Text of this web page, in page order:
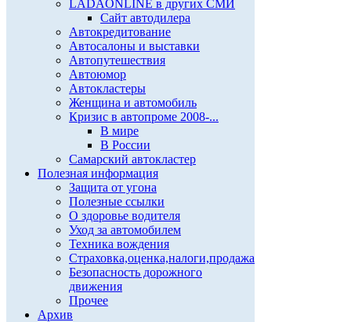
LADAONLINE в других СМИ
Сайт автодилера
Автокредитование
Автосалоны и выставки
Автопутешествия
Автоюмор
Автокластеры
Женщина и автомобиль
Кризис в автопроме 2008-...
В мире
В России
Самарский автокластер
Полезная информация
Защита от угона
Полезные ссылки
О здоровье водителя
Уход за автомобилем
Техника вождения
Страховка,оценка,налоги,продажа
Безопасность дорожного
движения
Прочее
Архив